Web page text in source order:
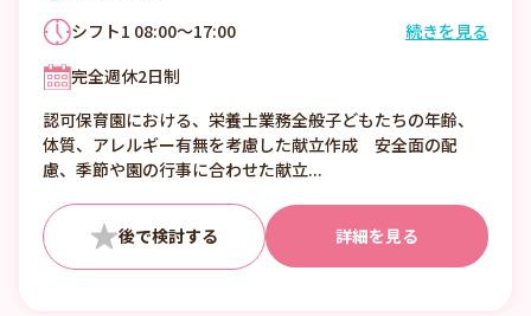
シフト1 08:00～17:00
続きを見る
完全週休2日制
認可保育園における、栄養士業務全般子どもたちの年齢、
体質、アレルギー有無を考慮した献立作成 安全面の配
慮、季節や園の行事に合わせた献立...
詳細を見る